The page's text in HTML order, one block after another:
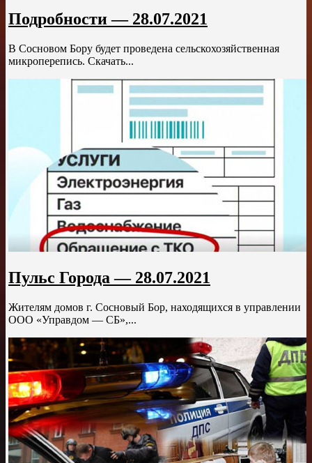
Подробности — 28.07.2021
В Сосновом Бору будет проведена сельскохозяйственная
микроперепись. Скачать...
Пульс Города — 28.07.2021
Жителям домов г. Сосновый Бор, находящихся в управлении
ООО «Управдом — СБ»,...